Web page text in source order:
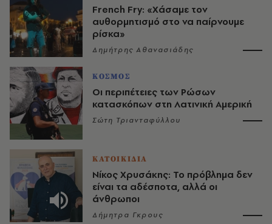
French Fry: «Χάσαμε τον
αυθορμητισμό στο να παίρνουμε
ρίσκα»
Δημήτρης Αθανασιάδης
ΚΟΣΜΟΣ
Οι περιπέτειες των Ρώσων
κατασκόπων στη Λατινική Αμερική
Σώτη Τριανταφύλλου
ΚΑΤΟΙΚΙΔΙΑ
Νίκος Χρυσάκης: Το πρόβλημα δεν
είναι τα αδέσποτα, αλλά οι
άνθρωποι
Δήμητρα Γκρους